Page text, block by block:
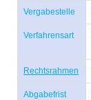
Vergabestelle
Verfahrensart
Rechtsrahmen
Abgabefrist